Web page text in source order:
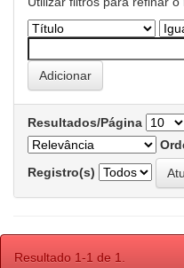
Resultados/Página
Registro(s)
Resultado 1-1 de 1.